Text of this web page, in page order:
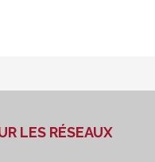
LES RÉSEAUX